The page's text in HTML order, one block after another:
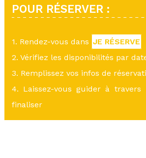
POUR RÉSERVER :
1. Rendez-vous dans JE RÉSERVE
2. Vérifiez les disponibilités par
3. Remplissez vos infos de
4. Laissez-vous guider à travers
finaliser